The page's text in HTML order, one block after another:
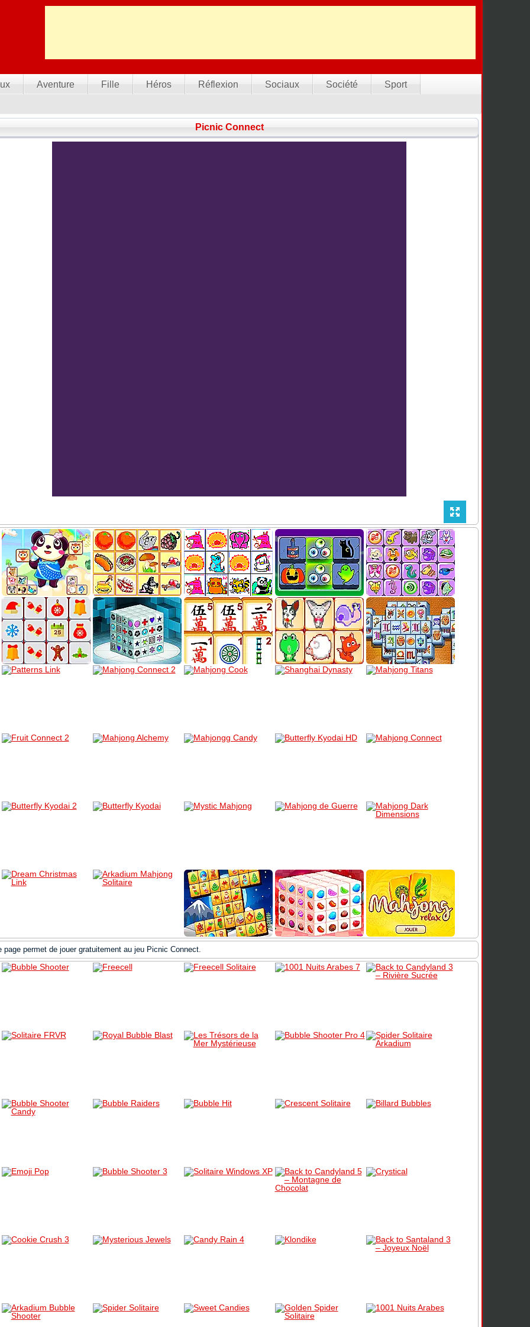
Aventure Fille Héros Réflexion Sociaux Société Sport
Picnic Connect
page permet de jouer gratuitement au jeu Picnic Connect.